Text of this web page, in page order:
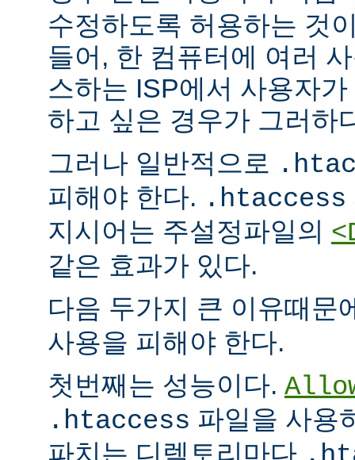
수정하도록 허용하는 것
들어, 한 컴퓨터에 여러
스하는 ISP에서 사용자
하고 싶은 경우가 그러하
그러나 일반적으로
피해야 한다. .htaccess
지시어는 주설정파일의
같은 효과가 있다.
다음 두가지 큰 이유때문
사용을 피해야 한다.
첫번째는 성능이다.
.htaccess 파일을 사용
파치는 디렉토리마다